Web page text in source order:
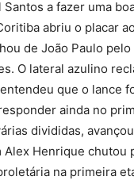
a fazer uma
abriu o placar
de João Paulo
O lateral azulino
que o lance
ainda no
divididas,
Alex Henrique chutou
na primeira